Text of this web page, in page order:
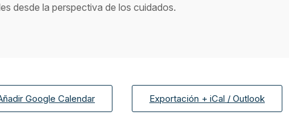
desde la perspectiva de los cuidados.
Google Calendar Exportación + iCal / Outlook